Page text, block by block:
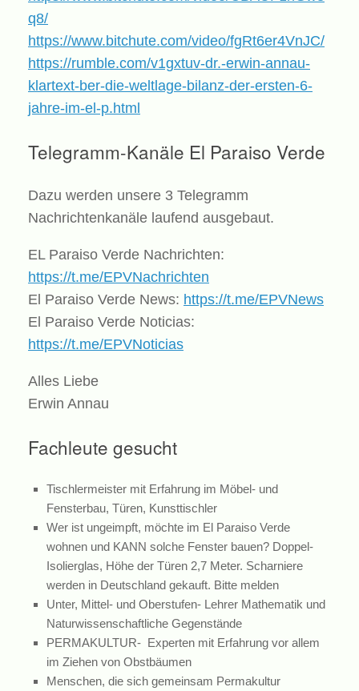
q8/
https://www.bitchute.com/video/fgRt6er4VnJC/
https://rumble.com/v1gxtuv-dr.-erwin-annau-
klartext-ber-die-weltlage-bilanz-der-ersten-6-
jahre-im-el-p.html
Telegramm-Kanäle El Paraiso Verde
Dazu werden unsere 3 Telegramm
Nachrichtenkanäle laufend ausgebaut.
EL Paraiso Verde Nachrichten:
https://t.me/EPVNachrichten
El Paraiso Verde News: https://t.me/EPVNews
El Paraiso Verde Noticias:
https://t.me/EPVNoticias
Alles Liebe
Erwin Annau
Fachleute gesucht
Tischlermeister mit Erfahrung im Möbel- und
Fensterbau, Türen, Kunsttischler
Wer ist ungeimpft, möchte im El Paraiso Verde
wohnen und KANN solche Fenster bauen? Doppel-
Isolierglas, Höhe der Türen 2,7 Meter. Scharniere
werden in Deutschland gekauft. Bitte melden
Unter, Mittel- und Oberstufen- Lehrer Mathematik und
Naturwissenschaftliche Gegenstände
PERMAKULTUR- Experten mit Erfahrung vor allem
im Ziehen von Obstbäumen
Menschen, die sich gemeinsam Permakultur